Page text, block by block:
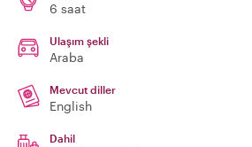
6 saat
Ulaşım şekli
Araba
Mevcut diller
English
Dahil